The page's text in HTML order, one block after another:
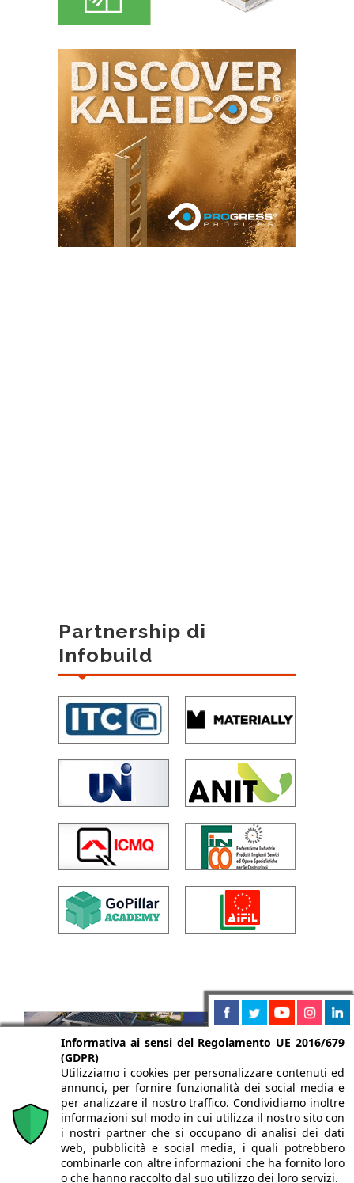
Partnership di
Infobuild
Informativa ai sensi del Regolamento UE 2016/679
(GDPR)
Utilizziamo i cookies per personalizzare contenuti ed
annunci, per fornire funzionalità dei social media e
per analizzare il nostro traffico. Condividiamo inoltre
informazioni sul modo in cui utilizza il nostro sito con
i nostri partner che si occupano di analisi dei dati
web, pubblicità e social media, i quali potrebbero
combinarle con altre informazioni che ha fornito loro
o che hanno raccolto dal suo utilizzo dei loro servizi.